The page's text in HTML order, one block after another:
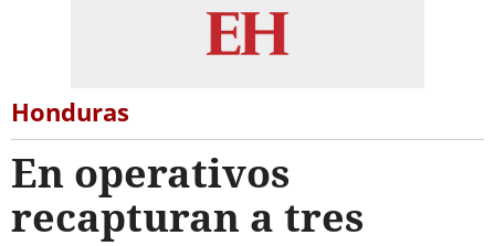
Honduras
En operativos
recapturan a tres